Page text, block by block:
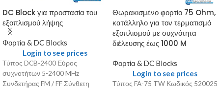
DC Block για προστασία του
εξοπλισμού λήψης
Φορτία & DC Blocks
Login to see prices
Τύπος DCB-2400 Εύρος
συχνοτήτων 5-2400 MHz
Συνδετήρας FM / FF Σύνθετη
Θωρακισμένο φορτίο 75 Ohm,
κατάλληλο για τον τερματισμό
εξοπλισμού με συχνότητα
διέλευσης έως 1000 M
Φορτία & DC Blocks
Login to see prices
Τύπος FA-75 TW Κωδικός 520025